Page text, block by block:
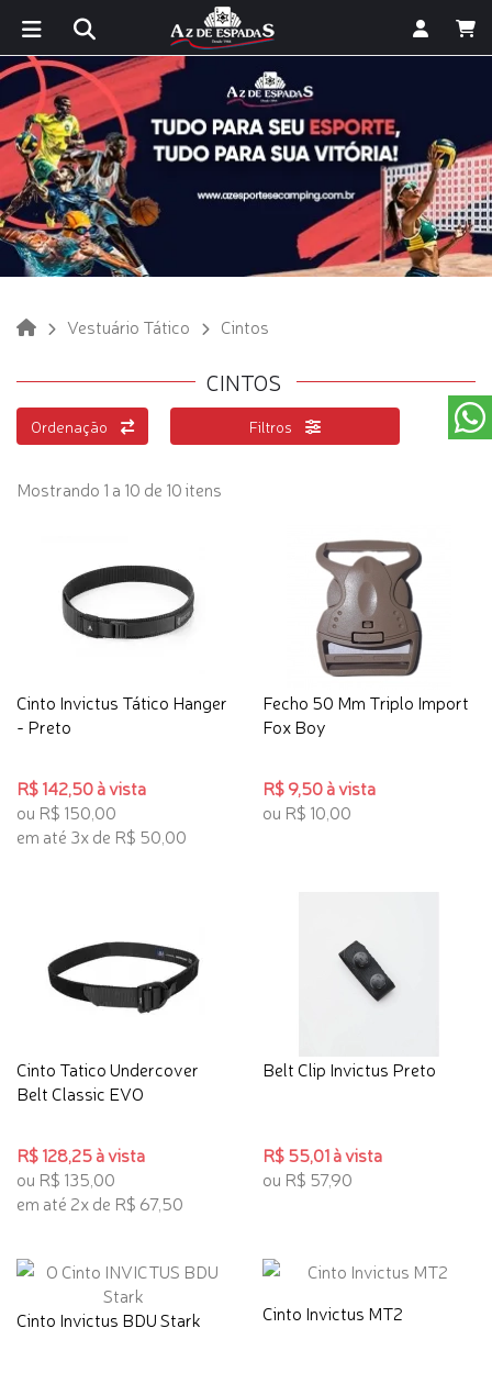
Vestuário Tático Cintos
CINTOS
Ordenação Filtros
Mostrando 1 a 10 de 10 itens
Cinto Invictus Tático Hanger
- Preto
R$ 142,50 à vista
ou R$ 150,00
em até 3x de R$ 50,00
Fecho 50 Mm Triplo Import
Fox Boy
R$ 9,50 à vista
ou R$ 10,00
Cinto Tatico Undercover
Belt Classic EVO
R$ 128,25 à vista
ou R$ 135,00
em até 2x de R$ 67,50
Belt Clip Invictus Preto
R$ 55,01 à vista
ou R$ 57,90
Cinto Invictus BDU Stark Cinto Invictus MT2